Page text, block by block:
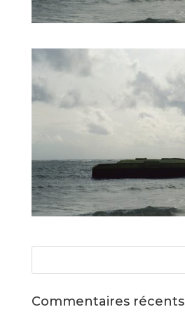
Commentaires récents